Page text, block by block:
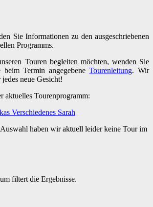
Sie Informationen zu den ausgeschriebenen
Programms.
Touren begleiten möchten, wenden Sie
Termin angegebeneTourenleitung. Wir
neue Gesicht!
aktuelles Tourenprogramm:
Verschiedenes Sarah
haben wir aktuell leider keine Tour im
filtert die Ergebnisse.